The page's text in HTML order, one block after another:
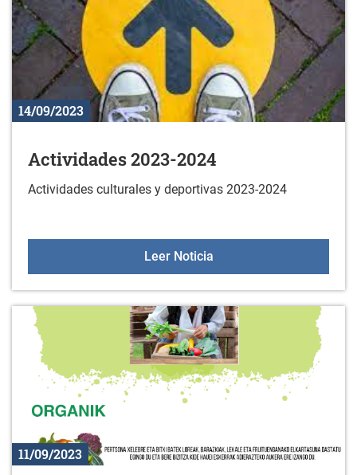
14/09/2023
Actividades 2023-2024
Actividades culturales y deportivas 2023-2024
Leer NoticiaActividades 2023-2024
11/09/2023